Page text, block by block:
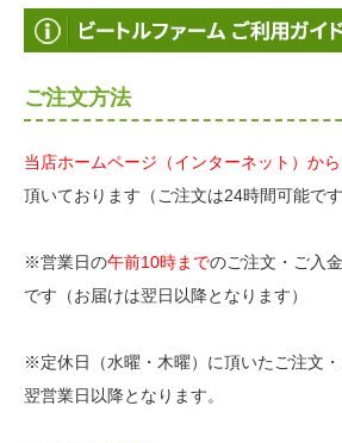
ご注文方法
当店ホームページ（インターネット）から
頂いております（ご注文は24時間可能です
※営業日の午前10時までのご注文・ご入
です（お届けは翌日以降となります）
※定休日（水曜・木曜）に頂いたご注文
翌営業日以降となります。